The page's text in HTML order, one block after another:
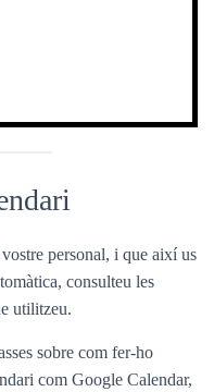
personal, i que així us
consulteu les
utilitzeu.
sobre com fer-ho
com Google Calendar,